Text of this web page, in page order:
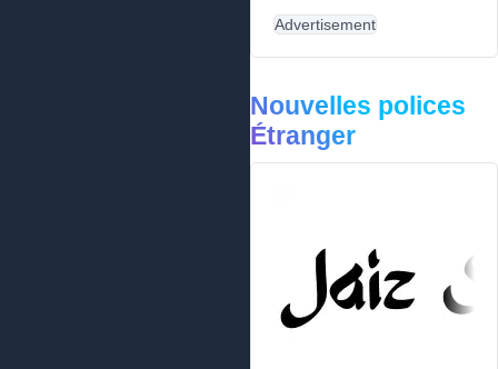
Advertisement
Nouvelles polices
Étranger